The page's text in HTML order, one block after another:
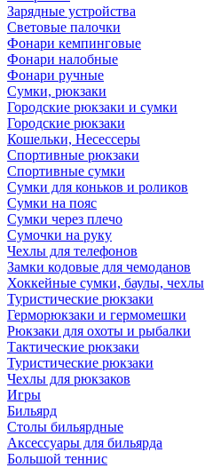
Зарядные устройства
Световые палочки
Фонари кемпинговые
Фонари налобные
Фонари ручные
Сумки, рюкзаки
Городские рюкзаки и сумки
Городские рюкзаки
Кошельки, Несессеры
Спортивные рюкзаки
Спортивные сумки
Сумки для коньков и роликов
Сумки на пояс
Сумки через плечо
Сумочки на руку
Чехлы для телефонов
Замки кодовые для чемоданов
Хоккейные сумки, баулы, чехлы
Туристические рюкзаки
Герморюкзаки и гермомешки
Рюкзаки для охоты и рыбалки
Тактические рюкзаки
Туристические рюкзаки
Чехлы для рюкзаков
Игры
Бильярд
Столы бильярдные
Аксессуары для бильярда
Большой теннис